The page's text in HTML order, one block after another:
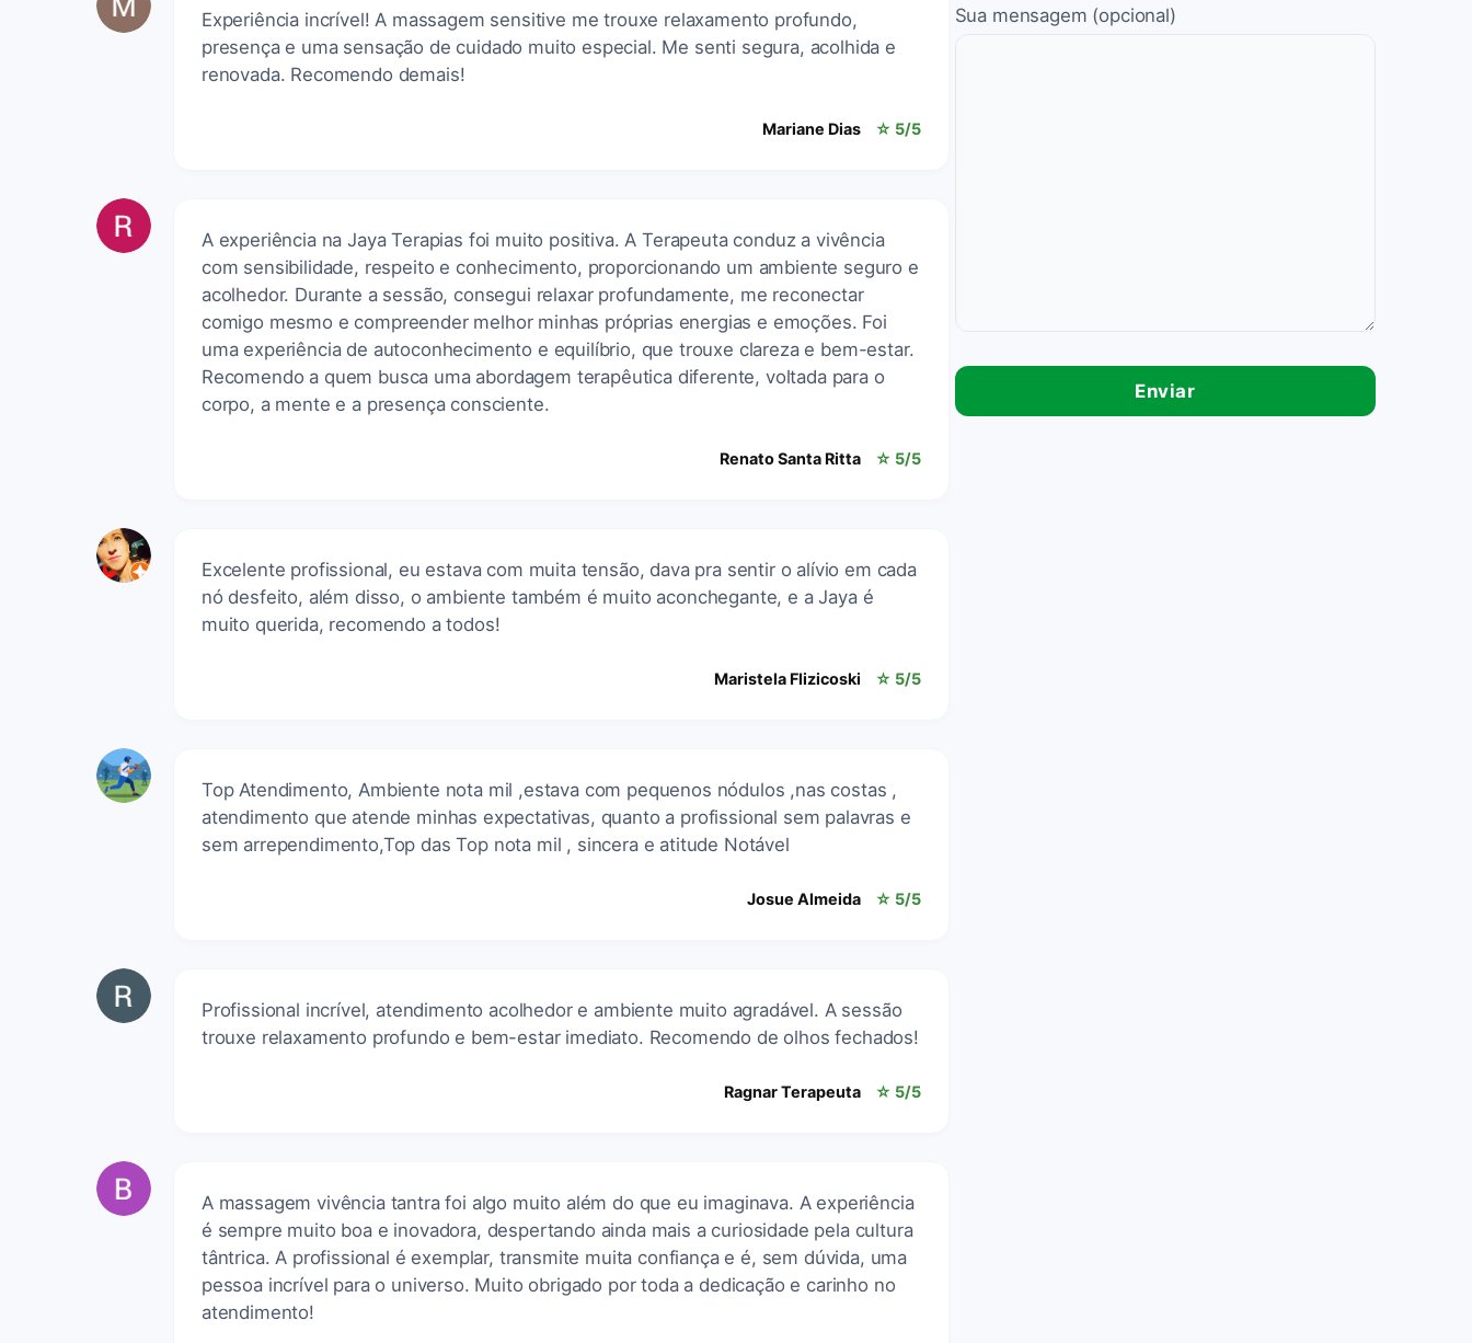
Experiência incrível! A massagem sensitive me trouxe relaxamento profundo,
presença e uma sensação de cuidado muito especial. Me senti segura, acolhida e
renovada. Recomendo demais!
Mariane Dias ☆ 5/5
A experiência na Jaya Terapias foi muito positiva. A Terapeuta conduz a vivência
com sensibilidade, respeito e conhecimento, proporcionando um ambiente seguro e
acolhedor. Durante a sessão, consegui relaxar profundamente, me reconectar
comigo mesmo e compreender melhor minhas próprias energias e emoções. Foi
uma experiência de autoconhecimento e equilíbrio, que trouxe clareza e bem-estar.
Recomendo a quem busca uma abordagem terapêutica diferente, voltada para o
corpo, a mente e a presença consciente.
Renato Santa Ritta ☆ 5/5
Excelente profissional, eu estava com muita tensão, dava pra sentir o alívio em cada
nó desfeito, além disso, o ambiente também é muito aconchegante, e a Jaya é
muito querida, recomendo a todos!
Maristela Flizicoski ☆ 5/5
Top Atendimento, Ambiente nota mil ,estava com pequenos nódulos ,nas costas ,
atendimento que atende minhas expectativas, quanto a profissional sem palavras e
sem arrependimento,Top das Top nota mil , sincera e atitude Notável
Josue Almeida ☆ 5/5
Profissional incrível, atendimento acolhedor e ambiente muito agradável. A sessão
trouxe relaxamento profundo e bem-estar imediato. Recomendo de olhos fechados!
Ragnar Terapeuta ☆ 5/5
A massagem vivência tantra foi algo muito além do que eu imaginava. A experiência
é sempre muito boa e inovadora, despertando ainda mais a curiosidade pela cultura
tântrica. A profissional é exemplar, transmite muita confiança e é, sem dúvida, uma
pessoa incrível para o universo. Muito obrigado por toda a dedicação e carinho no
atendimento!
Sua mensagem (opcional)